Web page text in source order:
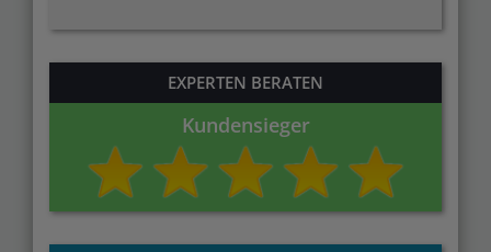
EXPERTEN BERATEN
Kundensieger